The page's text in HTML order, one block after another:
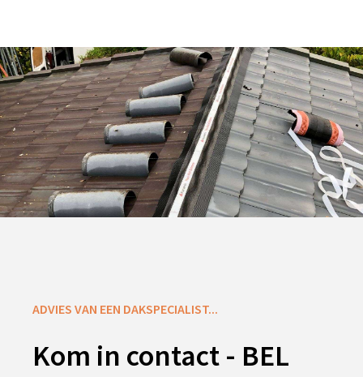
ADVIES VAN EEN DAKSPECIALIST...
Kom in contact - BEL